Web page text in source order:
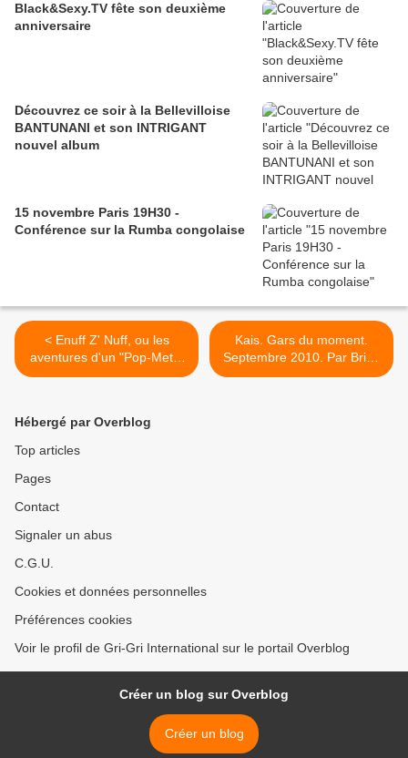
Black&Sexy.TV fête son deuxième
anniversaire
Découvrez ce soir à la Bellevilloise
BANTUNANI et son INTRIGANT
nouvel album
15 novembre Paris 19H30 -
Conférence sur la Rumba congolaise
< Enuff Z' Nuff, ou les
aventures d'un "Pop-Metal
Band" sous influences
Kais. Gars du moment.
Septembre 2010. Par Briny
Gorvien-Rupert >
Hébergé par Overblog
Top articles
Pages
Contact
Signaler un abus
C.G.U.
Cookies et données personnelles
Préférences cookies
Voir le profil de Gri-Gri International sur le portail Overblog
Créer un blog sur Overblog
Créer un blog